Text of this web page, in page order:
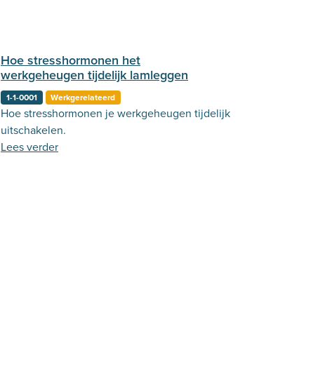
Hoe stresshormonen het
werkgeheugen tijdelijk lamleggen
1-1-0001 Werkgerelateerd
Hoe stresshormonen je werkgeheugen tijdelijk
uitschakelen.
Lees verder